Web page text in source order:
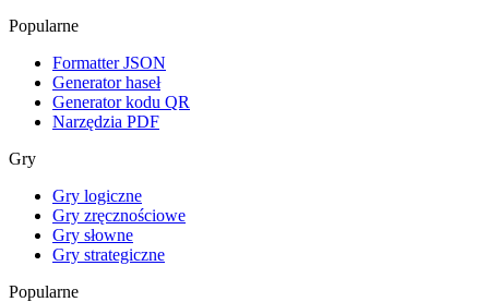
Popularne
Formatter JSON
Generator haseł
Generator kodu QR
Narzędzia PDF
Gry
Gry logiczne
Gry zręcznościowe
Gry słowne
Gry strategiczne
Popularne